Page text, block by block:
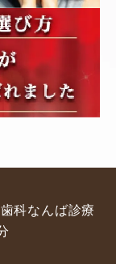
科なんば診療